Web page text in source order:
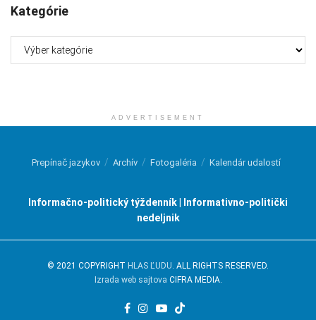
Kategórie
ADVERTISEMENT
Prepínač jazykov Archív Fotogaléria Kalendár udalostí
Informačno-politický týždenník | Informativno-politički
nedeljnik
© 2021 COPYRIGHT HLAS ĽUDU . ALL RIGHTS RESERVED.
Izrada web sajtova CIFRA MEDIA.